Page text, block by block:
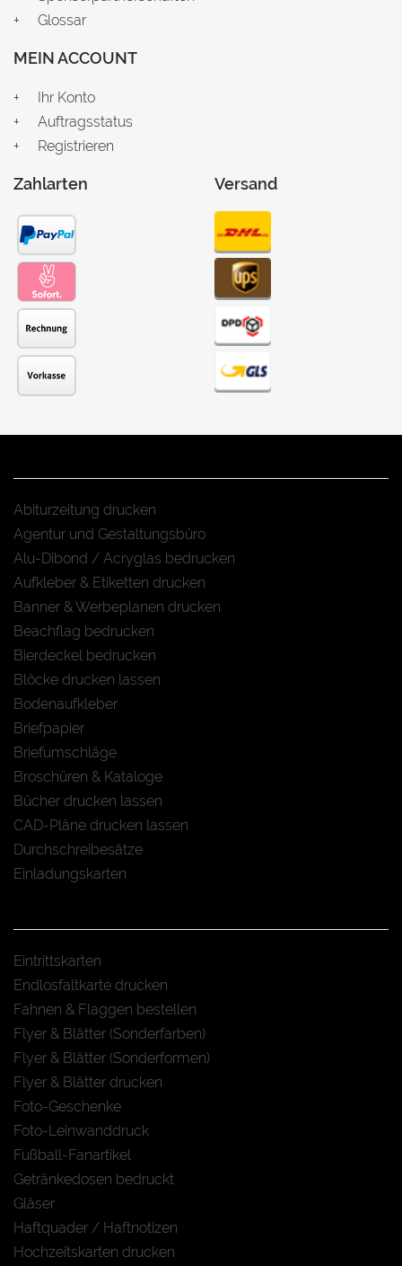
Glossar
MEIN ACCOUNT
Ihr Konto
Auftragsstatus
Registrieren
Zahlarten Versand
Abiturzeitung drucken
Agentur und Gestaltungsbüro
Alu-Dibond / Acryglas bedrucken
Aufkleber & Etiketten drucken
Banner & Werbeplanen drucken
Beachflag bedrucken
Bierdeckel bedrucken
Blöcke drucken lassen
Bodenaufkleber
Briefpapier
Briefumschläge
Broschüren & Kataloge
Bücher drucken lassen
CAD-Pläne drucken lassen
Durchschreibesätze
Einladungskarten
Eintrittskarten
Endlosfaltkarte drucken
Fahnen & Flaggen bestellen
Flyer & Blätter (Sonderfarben)
Flyer & Blätter (Sonderformen)
Flyer & Blätter drucken
Foto-Geschenke
Foto-Leinwanddruck
Fußball-Fanartikel
Getränkedosen bedruckt
Gläser
Haftquader / Haftnotizen
Hochzeitskarten drucken